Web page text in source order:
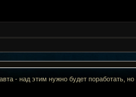
- над этим нужно будет поработать, но